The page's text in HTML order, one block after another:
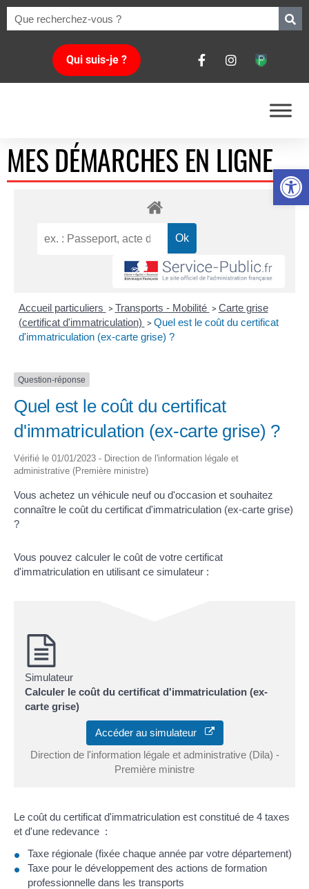
Ouvrir
Qui suis-je ?
MES DÉMARCHES EN LIGNE
Accueil particuliers > Transports - Mobilité > Carte grise
(certificat d'immatriculation) > Quel est le coût du certificat
d'immatriculation (ex-carte grise) ?
Question-réponse
Quel est le coût du certificat
d'immatriculation (ex-carte grise) ?
Vérifié le 01/01/2023 - Direction de l'information légale et
administrative (Première ministre)
Vous achetez un véhicule neuf ou d'occasion et souhaitez
connaître le coût du certificat d'immatriculation (ex-carte grise)
?
Vous pouvez calculer le coût de votre certificat
d'immatriculation en utilisant ce simulateur :
Simulateur
Calculer le coût du certificat d'immatriculation (ex-
carte grise)
Accéder au simulateur
Direction de l'information légale et administrative (Dila) -
Première ministre
Le coût du certificat d'immatriculation est constitué de 4 taxes
et d'une redevance :
Taxe régionale (fixée chaque année par votre département)
Taxe pour le développement des actions de formation
professionnelle dans les transports